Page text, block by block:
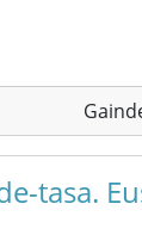
tasa.